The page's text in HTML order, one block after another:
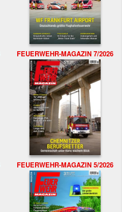
FEUERWEHR-MAGAZIN 7/2026
FEUERWEHR-MAGAZIN 5/2026